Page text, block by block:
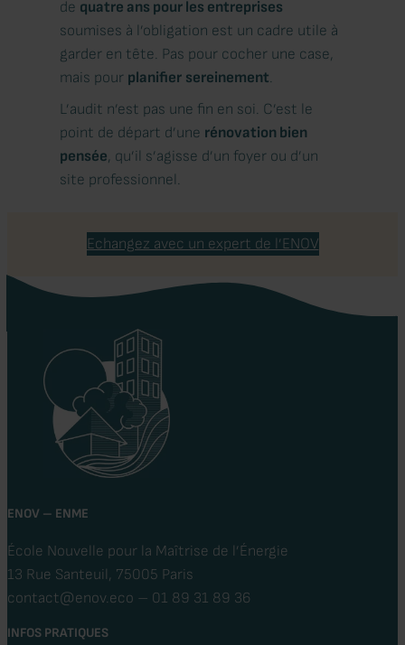
de quatre ans pour les entreprises
soumises à l’obligation est un cadre utile à
garder en tête. Pas pour cocher une case,
mais pour planifier sereinement.
L’audit n’est pas une fin en soi. C’est le
point de départ d’une rénovation bien
pensée, qu’il s’agisse d’un foyer ou d’un
site professionnel.
Echangez avec un expert de l’ENOV
ENOV – ENME
École Nouvelle pour la Maîtrise de l’Énergie
13 Rue Santeuil, 75005 Paris
contact@enov.eco – 01 89 31 89 36
INFOS PRATIQUES